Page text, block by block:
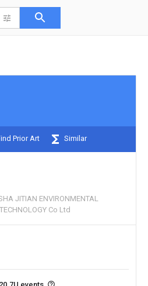
Prior Art Similar
JITIAN ENVIRONMENTAL
Co Ltd